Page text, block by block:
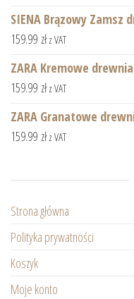
SIENA Brązowy Zamsz
159.99 zł z VAT
ZARA Kremowe
159.99 zł z VAT
ZARA Granatowe
159.99 zł z VAT
Strona główna
Polityka prywatności
Koszyk
Moje konto